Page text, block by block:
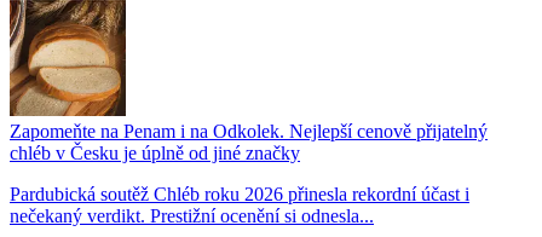
Zapomeňte na Penam i na Odkolek. Nejlepší cenově přijatelný
chléb v Česku je úplně od jiné značky
Pardubická soutěž Chléb roku 2026 přinesla rekordní účast i
nečekaný verdikt. Prestižní ocenění si odnesla...